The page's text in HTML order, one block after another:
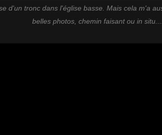
d'un tronc dans l'église basse. Mais cela m'a
belles photos, chemin faisant ou in situ....